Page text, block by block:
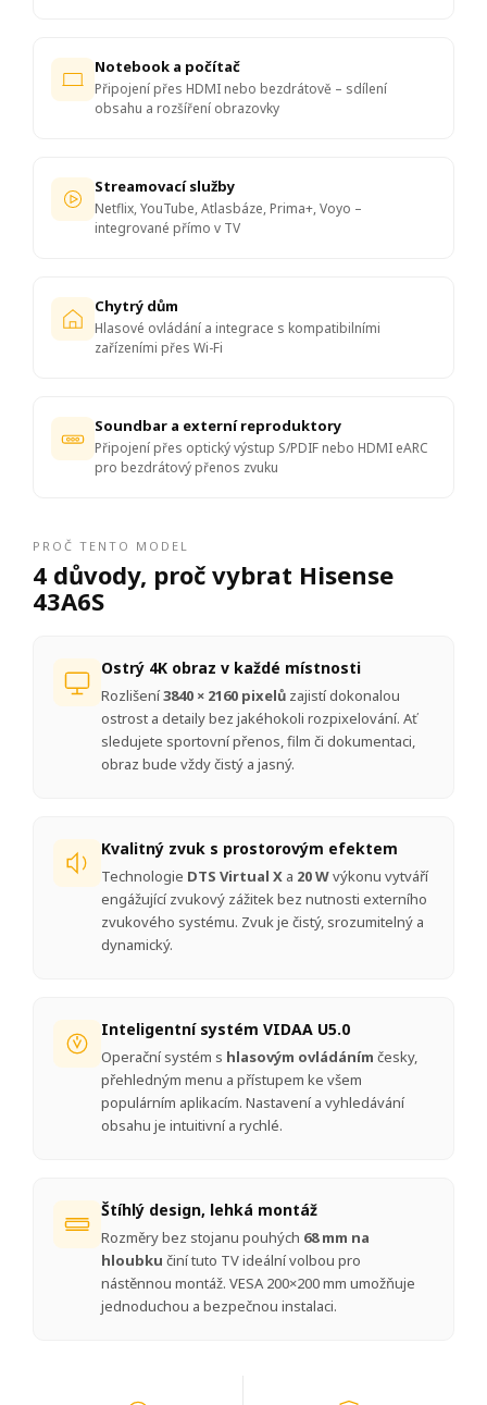
Notebook a počítač
Připojení přes HDMI nebo bezdrátově – sdílení
obsahu a rozšíření obrazovky
Streamovací služby
Netflix, YouTube, Atlasbáze, Prima+, Voyo –
integrované přímo v TV
Chytrý dům
Hlasové ovládání a integrace s kompatibilními
zařízeními přes Wi-Fi
Soundbar a externí reproduktory
Připojení přes optický výstup S/PDIF nebo HDMI eARC
pro bezdrátový přenos zvuku
PROČ TENTO MODEL
4 důvody, proč vybrat Hisense
43A6S
Ostrý 4K obraz v každé místnosti
Rozlišení3840 × 2160 pixelů zajistí dokonalou
ostrost a detaily bez jakéhokoli rozpixelování. Ať
sledujete sportovní přenos, film či dokumentaci,
obraz bude vždy čistý a jasný.
Kvalitný zvuk s prostorovým efektem
Technologie DTS Virtual X a 20 Wvýkonu vytváří
engážující zvukový zážitek bez nutnosti externího
zvukového systému. Zvuk je čistý, srozumitelný a
dynamický.
Inteligentní systém VIDAA U5.0
Operační systém s hlasovým ovládáním česky,
přehledným menu a přístupem ke všem
populárním aplikacím. Nastavení a vyhledávání
obsahu je intuitivní a rychlé.
Štíhlý design, lehká montáž
Rozměry bez stojanu pouhých 68 mm na
hloubku činí tuto TV ideální volbou pro
nástěnnou montáž. VESA 200×200 mm umožňuje
jednoduchou a bezpečnou instalaci.